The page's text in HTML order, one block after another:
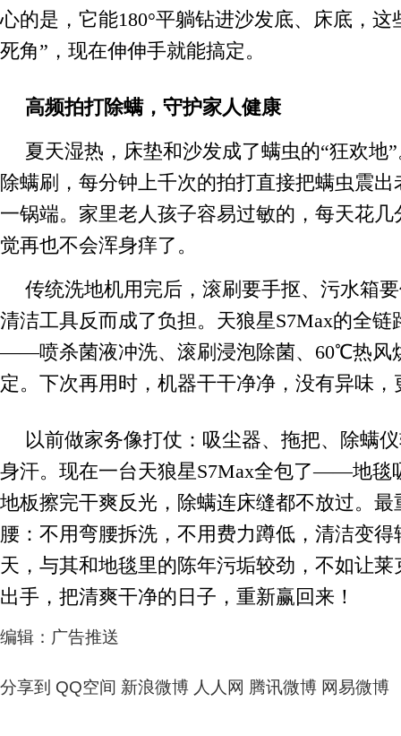
心的是，它能180°平躺钻进沙发底、床底，这
死角”，现在伸伸手就能搞定。
高频拍打除螨，守护家人健康
夏天湿热，床垫和沙发成了螨虫的“狂欢地
除螨刷，每分钟上千次的拍打直接把螨虫震
一锅端。家里老人孩子容易过敏的，每天花
觉再也不会浑身痒了。
传统洗地机用完后，滚刷要手抠、污水箱
清洁工具反而成了负担。天狼星S7Max的全
——喷杀菌液冲洗、滚刷浸泡除菌、60℃热风
定。下次再用时，机器干干净净，没有异味，
以前做家务像打仗：吸尘器、拖把、除螨
身汗。现在一台天狼星S7Max全包了——地毯
地板擦完干爽反光，除螨连床缝都不放过。
腰：不用弯腰拆洗，不用费力蹲低，清洁变
天，与其和地毯里的陈年污垢较劲，不如让莱
出手，把清爽干净的日子，重新赢回来！
编辑：广告推送
分享到 QQ空间 新浪微博 人人网 腾讯微博 网易微博